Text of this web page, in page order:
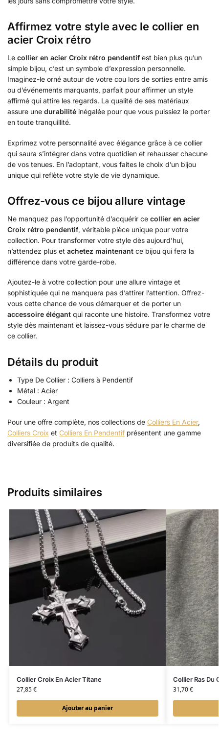
Affirmez votre style avec le collier en
acier Croix rétro
Le collier en acier Croix rétro pendentifest bien plus qu’un
simple bijou, c’est un symbole d’expression personnelle.
Imaginez-le orné autour de votre cou lors de sorties entre amis
ou d’événements marquants, parfait pour affirmer un style
affirmé qui attire les regards. La qualité de ses matériaux
assure une durabilité inégalée pour que vous puissiez le porter
en toute tranquillité.
Exprimez votre personnalité avec élégance grâce à ce collier
qui saura s’intégrer dans votre quotidien et rehausser chacune
de vos tenues. En l’adoptant, vous faites le choix d’un bijou
unique qui reflète votre style de vie dynamique.
Offrez-vous ce bijou allure vintage
Ne manquez pas l’opportunité d’acquérir ce collier en acier
Croix rétro pendentif, véritable pièce unique pour votre
collection. Pour transformer votre style dès aujourd’hui,
n’attendez plus et achetez maintenant ce bijou qui fera la
différence dans votre garde-robe.
Ajoutez-le à votre collection pour une allure vintage et
sophistiquée qui ne manquera pas d’attirer l’attention. Offrez-
vous cette chance de vous démarquer et de porter un
accessoire élégant qui raconte une histoire. Transformez votre
style dès maintenant et laissez-vous séduire par le charme de
ce collier.
Détails du produit
Type De Collier : Colliers à Pendentif
Métal : Acier
Couleur : Argent
Pour une offre complète, nos collections de Colliers En Acier,
Colliers Croix et Colliers En Pendentif présentent une gamme
diversifiée de produits de qualité.
Produits similaires
Collier Croix En Acier Titane
27,85€
Ajouter au panier
Collier Ras Du
31,70€